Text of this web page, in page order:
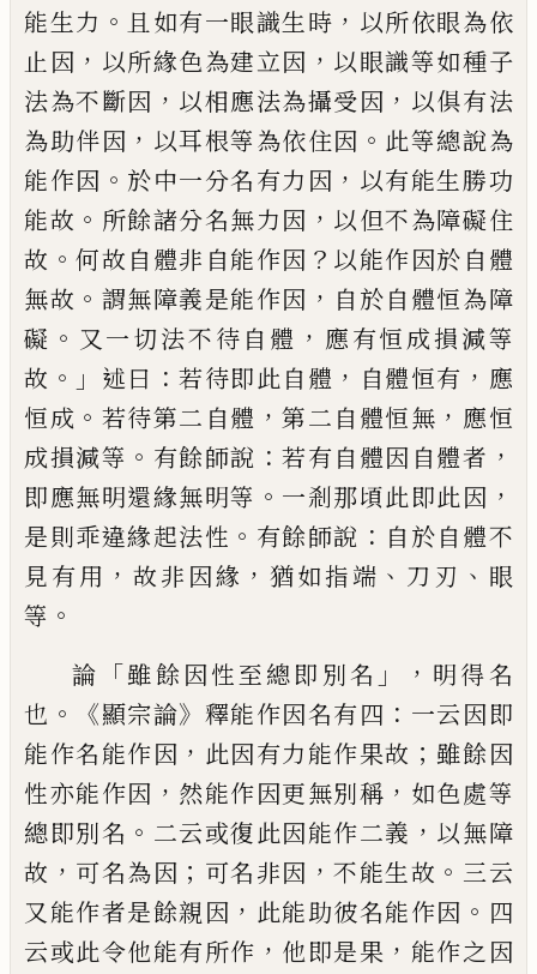
能生力 。 且如有一眼識生時 ， 以所依眼為依
止因 ， 以所緣色為建立因 ， 以眼識等如種子
法為不斷因 ， 以相應法為攝受因 ， 以俱有法
為助伴因 ， 以耳根等為依住因 。 此等總說為
能作因 。 於中一分名有力因 ， 以有能生勝功
能故 。 所餘諸分名無力因 ， 以但不為障礙住
故 。何故自體非 自能作因 ？ 以能作因於自體
無故 。 謂無障義是能作因 ， 自於自體恒為障
礙 。 又一切法不待自體 ， 應有恒成損減等
故 。」 述曰 ：若待即此自體 ， 自體恒有 ， 應
恒成 。 若待第二自體 ，第二自體恒無 ， 應恒
成損減等 。 有餘師說 ：若有自體因自體者 ，
即應無明還緣無明等 。 一剎那頃此即此因 ，
是則乖違緣起法性 。 有餘師說 ： 自於自體不
見有用 ，故非因緣 ，猶如指端 、 刀刃 、 眼
等 。
論 「雖餘因性至總即別名 」， 明得名
也 。《顯宗論》 釋能作因名有四 ： 一云因即
能作名能作因 ， 此因有力能作果故 ； 雖餘因
性亦能作因 ， 然能作因更無別稱 ， 如色處等
總即別名 。 二云或復此因能作二義 ， 以無障
故 ， 可名為因 ； 可名非因 ，不能生故 。 三云
又能作者是餘親因 ， 此能助彼名能作因 。 四
云或此令他能有所作 ， 他即是果 ， 能作之因